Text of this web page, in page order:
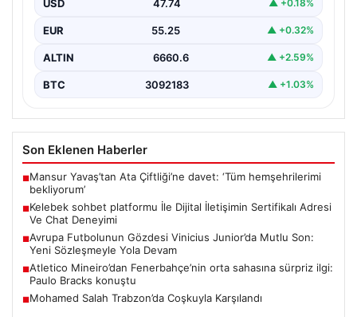
Sanal ortamında kullanıcıların güvenli bir biçimde iletişim
USD 47.74 ▲ +0.18%
EUR 55.25 ▲ +0.32%
ALTIN 6660.6 ▲ +2.59%
BTC 3092183 ▲ +1.03%
Son Eklenen Haberler
■Mansur Yavaş’tan Ata Çiftliği’ne davet: ‘Tüm hemşehrilerimi
bekliyorum’
■Kelebek sohbet platformu İle Dijital İletişimin Sertifikalı Adresi
Ve Chat Deneyimi
■Avrupa Futbolunun Gözdesi Vinicius Junior’da Mutlu Son:
Yeni Sözleşmeyle Yola Devam
■Atletico Mineiro’dan Fenerbahçe’nin orta sahasına sürpriz ilgi:
Paulo Bracks konuştu
■Mohamed Salah Trabzon’da Coşkuyla Karşılandı